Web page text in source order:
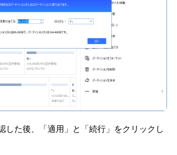
した後、「適用」と「続行」をクリックし